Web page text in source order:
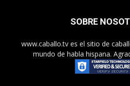
SOBRE
www.caballo.tv es el sitio de
mundo de habla hispana.